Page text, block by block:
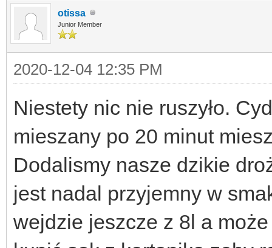
otissa
Junior Member
2020-12-04 12:35 PM
Niestety nic nie ruszyło.
mieszany po 20 minut
Dodalismy nasze dzikie
jest nadal przyjemny w
wejdzie jeszcze z 8l a